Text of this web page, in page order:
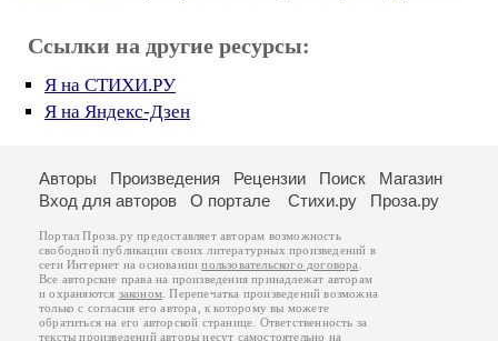
Ссылки на другие ресурсы:
Я на СТИХИ.РУ
Я на Яндекс-Дзен
Авторы Произведения Рецензии Поиск
Магазин
Вход для авторов
О портале Стихи.ру Проза.ру
Портал Проза.ру предоставляет авторам возможность
свободной публикации своих литературных произведений в
сети Интернет на основаниипользовательского договора
Все авторские права на произведения принадлежат авторам
и охраняются законом . Перепечатка произведений возможна
только с согласия его автора, к которому вы можете
обратиться на его авторской странице. Ответственность за
тексты произведений авторы несут самостоятельно на